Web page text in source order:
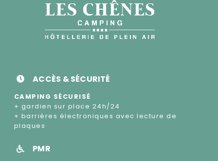
ACCÈS & SÉCURITÉ
CAMPING SÉCURISÉ
+ gardien sur place 24h/24
+ barrières électroniques avec lecture de
plaques
PMR